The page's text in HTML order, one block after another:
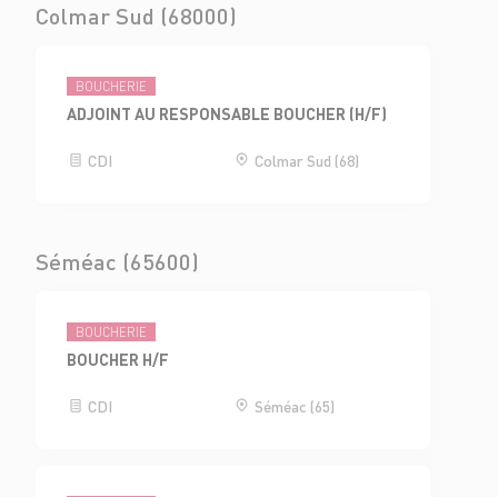
Colmar Sud (68000)
BOUCHERIE
ADJOINT AU RESPONSABLE BOUCHER (H/F)
CDI Colmar Sud (68)
Séméac (65600)
BOUCHERIE
BOUCHER H/F
CDI Séméac (65)